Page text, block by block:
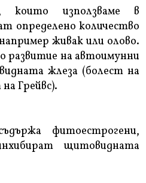
които използваме в
определено количество
живак или олово.
развитие на автоимунни
жлеза (болест на
Грейвс).
фитоестрогени,
щитовидната